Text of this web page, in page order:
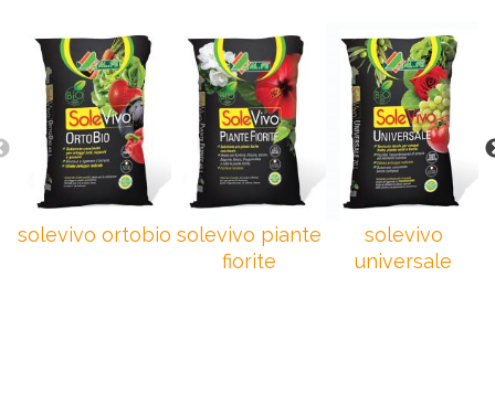
solevivo ortobio solevivo piante
fiorite
solevivo
universale